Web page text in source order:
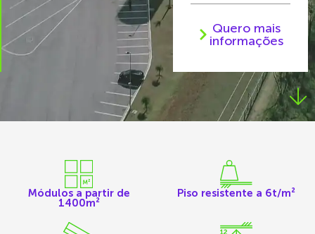
Quero mais
informações
Módulos a partir de
1400m²
Piso resistente a 6t/m²